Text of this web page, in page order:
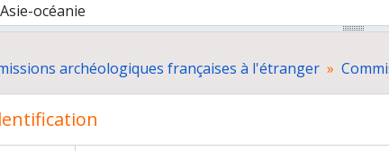
Asie-océanie
Afrique-Arabie
Amérique
Archéométrie
1992
1993
archéologiques françaises à l'étranger